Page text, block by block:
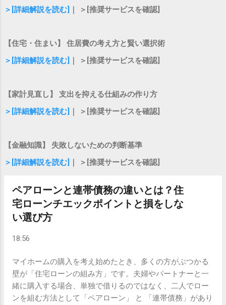
全額）として前倒しで返済すること です。 返済したお金は
があります。 2つの返済方式（期間短縮型と返済額軽減
型） 繰り上げ返済には、大きく分けて2つのやり方があり
のまま変えず、 返済期間を短くする方法 です。総支払う利
息をより多く減らせるため、早くローンを終わらせたい方
済額を少なくする方法 です。総利息のカット効果は期間短
縮型に比べてやや小さくなりますが、毎月の家計の負担を
ダイレクトに軽くできるため、教育費の増加や一時的な収
上げ返済を賢く成功させるためのコツ ここからは、実際に
繰り上げ返済を進めるときに意識したい具体的なコツを解
説します。 1. 「期間短縮型」を基本に据えて利息をしっか
らしたいのであれば「期間短縮型」が有利になりやすい傾
＞[詳細解説を読む]
｜ ＞[推奨サービスを確認]
【住宅・住まい】 住居費の考え方と賢い選択術
＞[詳細解説を読む]
｜ ＞[推奨サービスを確認]
【家計見直し】 支出を抑える仕組みの作り方
＞[詳細解説を読む]
｜ ＞[推奨サービスを確認]
【金融知識】 失敗しないための判断基準
＞[詳細解説を読む]
｜ ＞[推奨サービスを確認]
ペアローンと連帯債務の違いとは？住
宅ローンチエックポイントと損をしな
い選び方
18:56
マイホームの購入を考え始めたとき、多くの方がぶつかる
壁が「住宅ローンの組み方」です。夫婦やパートナーと一
緒に購入する場合、単独で借りるのではなく、二人でロー
ンを組む方法として「ペアローン」 と 「連帯債務」があり